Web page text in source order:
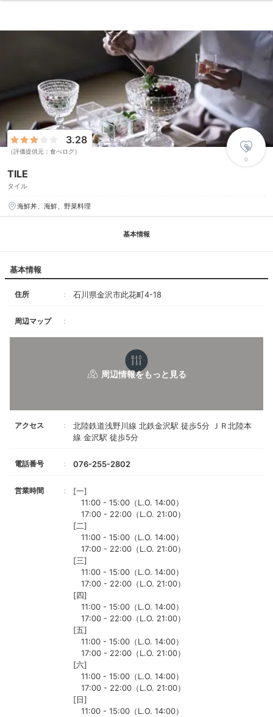
TILE
タイル
3.28
（評価提供元：食べログ）
0
海鮮丼、海鮮、野菜料理
基本情報
基本情報
住所 石川県金沢市此花町4-18
周辺マップ
アクセス
北陸鉄道浅野川線 北鉄金沢駅 徒歩5分 ＪＲ北陸本
線 金沢駅 徒歩5分
電話番号 076-255-2802
営業時間
[一]
11:00 - 15:00（L.O. 14:00）
17:00 - 22:00（L.O. 21:00）
[二]
11:00 - 15:00（L.O. 14:00）
17:00 - 22:00（L.O. 21:00）
[三]
11:00 - 15:00（L.O. 14:00）
17:00 - 22:00（L.O. 21:00）
[四]
11:00 - 15:00（L.O. 14:00）
17:00 - 22:00（L.O. 21:00）
[五]
11:00 - 15:00（L.O. 14:00）
17:00 - 22:00（L.O. 21:00）
[六]
11:00 - 15:00（L.O. 14:00）
17:00 - 22:00（L.O. 21:00）
[日]
11:00 - 15:00（L.O. 14:00）